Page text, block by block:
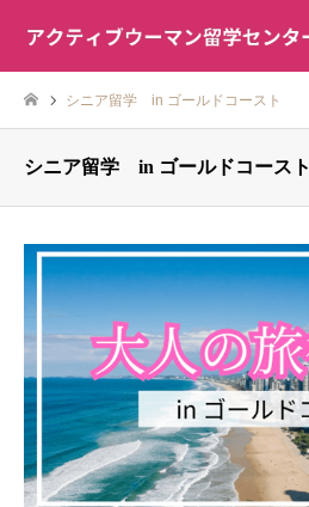
シニア留学 in ゴールドコースト
シニア留学 in ゴールドコースト